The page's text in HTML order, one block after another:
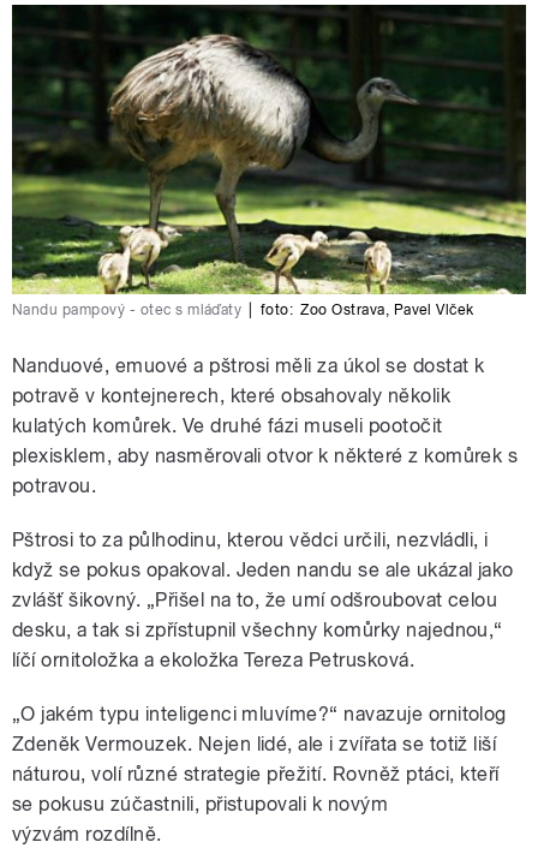
Nandu pampový - otec s mláďaty foto: Zoo Ostrava, Pavel Vlček
Nanduové, emuové a pštrosi měli za úkol se dostat k
potravě v kontejnerech, které obsahovaly několik
kulatých komůrek. Ve druhé fázi museli pootočit
plexisklem, aby nasměrovali otvor k některé z komůrek s
potravou.
Pštrosi to za půlhodinu, kterou vědci určili, nezvládli, i
když se pokus opakoval. Jeden nandu se ale ukázal jako
zvlášť šikovný. „Přišel na to, že umí odšroubovat celou
desku, a tak si zpřístupnil všechny komůrky najednou,“
líčí ornitoložka a ekoložka Tereza Petrusková.
„O jakém typu inteligenci mluvíme?“ navazuje ornitolog
Zdeněk Vermouzek. Nejen lidé, ale i zvířata se totiž liší
náturou, volí různé strategie přežití. Rovněž ptáci, kteří
se pokusu zúčastnili, přistupovali k novým
výzvám rozdílně.